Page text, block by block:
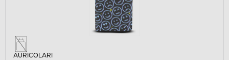
AURICOLARI